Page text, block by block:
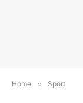
Home » Sport